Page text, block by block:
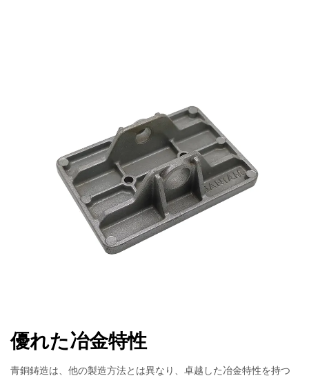
優れた冶金特性
青銅鋳造は、他の製造方法とは異なり、卓越した冶金特性を持つ